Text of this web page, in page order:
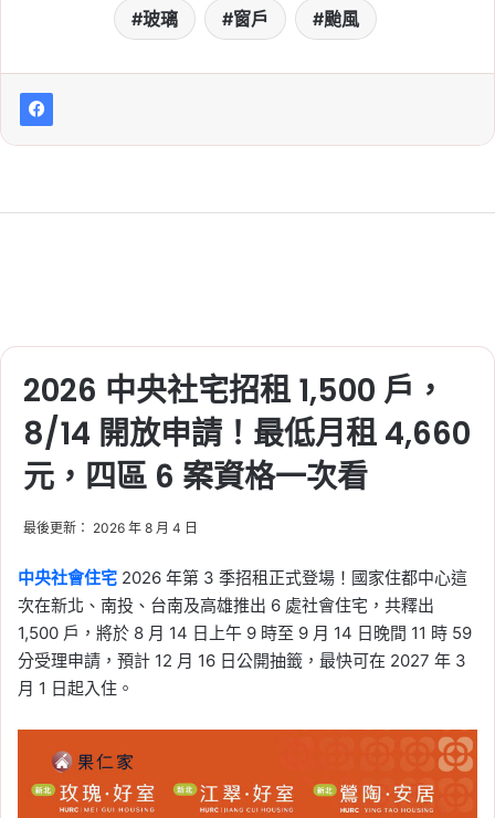
玻璃 窗戶 颱風
2026 中央社宅招租 1,500 戶，
8/14 開放申請！最低月租 4,660
元，四區 6 案資格一次看
最後更新： 2026 年 8 月 4 日
中央社會住宅 2026 年第 3 季招租正式登場！國家住都中心這
次在新北、南投、台南及高雄推出 6 處社會住宅，共釋出
1,500 戶，將於 8 月 14 日上午 9 時至 9 月 14 日晚間 11 時 59
分受理申請，預計 12 月 16 日公開抽籤，最快可在 2027 年 3
月 1 日起入住。